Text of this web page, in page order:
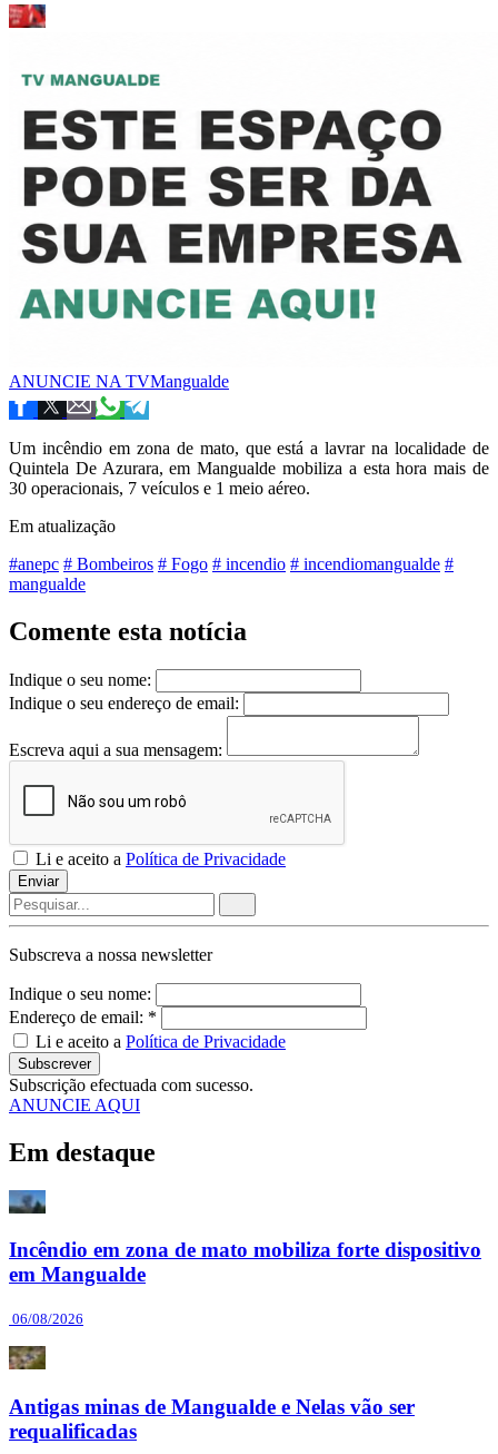
ANUNCIE NA TVMangualde
Um incêndio em zona de mato, que está a lavrar na localidade de
Quintela De Azurara, em Mangualde mobiliza a esta hora mais de
30 operacionais, 7 veículos e 1 meio aéreo.
Em atualização
#anepc # Bombeiros # Fogo # incendio # incendiomangualde #
mangualde
Comente esta notícia
Indique o seu nome:
Indique o seu endereço de email:
Escreva aqui a sua mensagem:
Li e aceito a Política de Privacidade
Enviar
Subscreva a nossa newsletter
Indique o seu nome:
Endereço de email: *
Li e aceito a Política de Privacidade
Subscrever
Subscrição efectuada com sucesso.
ANUNCIE AQUI
Em destaque
Incêndio em zona de mato mobiliza forte dispositivo
em Mangualde
06/08/2026
Antigas minas de Mangualde e Nelas vão ser
requalificadas